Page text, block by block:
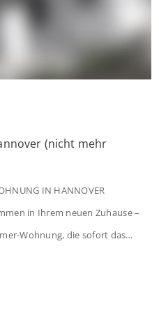
(nicht mehr
IN HANNOVER
in Ihrem neuen Zuhause –
Wohnung, die sofort das